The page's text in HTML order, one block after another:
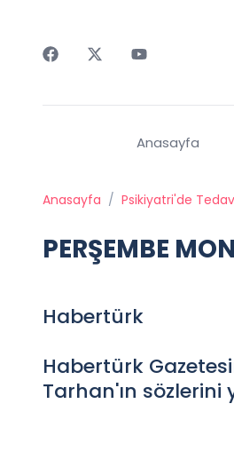
Anasayfa
Anasayfa / Psikiyatri'de
PERŞEMBE
Habertürk
Habertürk
Tarhan'ın sözlerini